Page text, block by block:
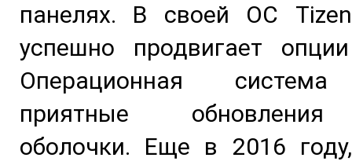
панелях. В своей ОС
успешно продвигает
Операционная система
приятные
оболочки. Еще в 2016